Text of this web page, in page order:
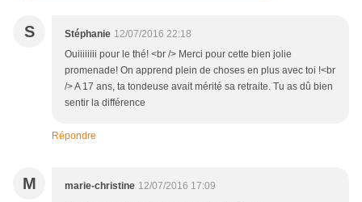
S Stéphanie 12/07/2016 22:18
Ouiiiiiiii pour le thé! <br /> Merci pour cette bien jolie
promenade! On apprend plein de choses en plus avec toi !<br
/> A 17 ans, ta tondeuse avait mérité sa retraite. Tu as dû bien
sentir la différence
Répondre
M marie-christine 12/07/2016 17:09